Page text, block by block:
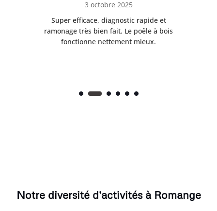
3 octobre 2025
Super efficace, diagnostic rapide et
ramonage très bien fait. Le poêle à bois
fonctionne nettement mieux.
Notre diversité d'activités à Romange